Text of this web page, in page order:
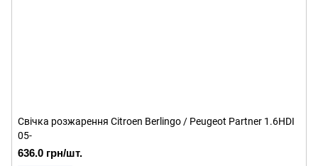
Свічка розжарення Citroen Berlingo / Peugeot Partner 1.6HDI
05-
636.0 грн/шт.